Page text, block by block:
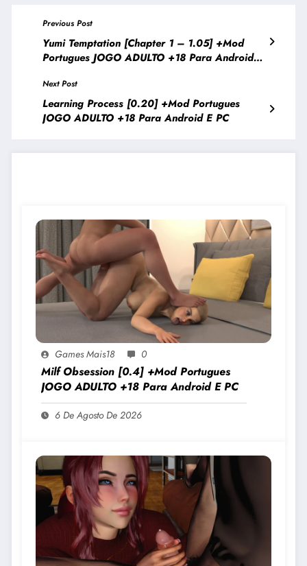
Previous Post
Yumi Temptation [Chapter 1 – 1.05] +Mod
Portugues JOGO ADULTO +18 Para Android E
Next Post
Learning Process [0.20] +Mod Portugues
JOGO ADULTO +18 Para Android E PC
Games Mais18 0
Milf Obsession [0.4] +Mod Portugues
JOGO ADULTO +18 Para Android E PC
6 De Agosto De 2026